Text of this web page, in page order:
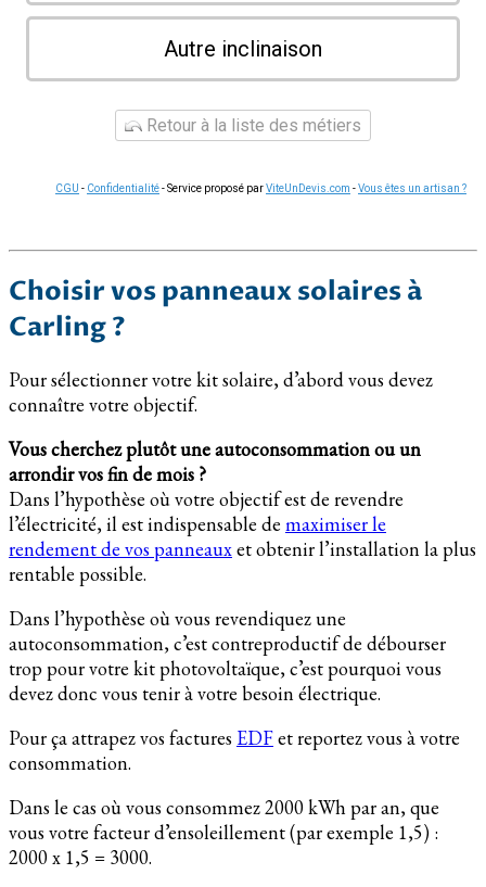
Autre inclinaison
Retour à la liste des métiers
CGU - Confidentialité- Service proposé parViteUnDevis.com -Vous êtes un artisan ?
Choisir vos panneaux solaires à
Carling ?
Pour sélectionner votre kit solaire, d’abord vous devez
connaître votre objectif.
Vous cherchez plutôt une autoconsommation ou un
arrondir vos fin de mois ?
Dans l’hypothèse où votre objectif est de revendre
l’électricité, il est indispensable de maximiser le
rendement de vos panneauxet obtenir l’installation la plus
rentable possible.
Dans l’hypothèse où vous revendiquez une
autoconsommation, c’est contreproductif de débourser
trop pour votre kit photovoltaïque, c’est pourquoi vous
devez donc vous tenir à votre besoin électrique.
Pour ça attrapez vos factures EDFet reportez vous à votre
consommation.
Dans le cas où vous consommez 2000 kWh par an, que
vous votre facteur d’ensoleillement (par exemple 1,5) :
2000 x 1,5 = 3000.